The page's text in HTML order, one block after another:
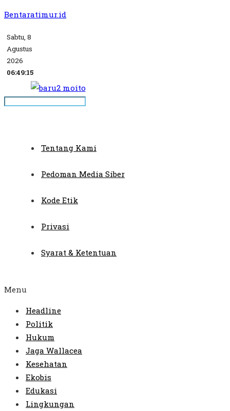
Bentaratimur.id
Sabtu, 8
Agustus
2026
06:49:15
Tentang Kami
Pedoman Media Siber
Kode Etik
Privasi
Syarat & Ketentuan
Menu
Headline
Politik
Hukum
Jaga Wallacea
Kesehatan
Ekobis
Edukasi
Lingkungan